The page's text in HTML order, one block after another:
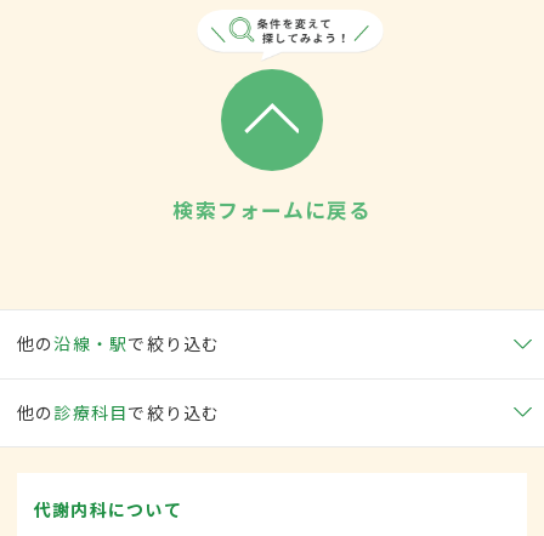
検索フォームに戻る
他の沿線・駅で絞り込む
他の 診療科目で絞り込む
代謝内科について